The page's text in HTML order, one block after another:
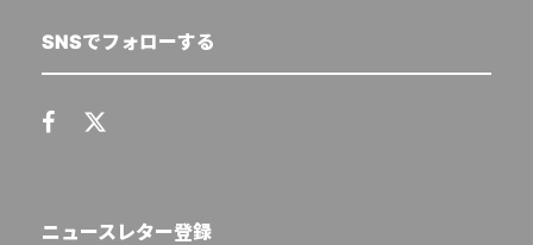
SNSでフォローする
ニュースレター登録